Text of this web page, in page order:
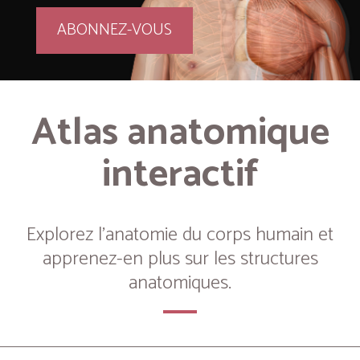
ABONNEZ-VOUS
Atlas anatomique
interactif
Explorez l’anatomie du corps humain et
apprenez-en plus sur les structures
anatomiques.